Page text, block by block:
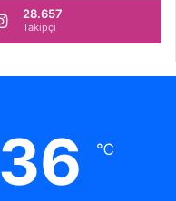
28.657
Takipçi
36 ℃